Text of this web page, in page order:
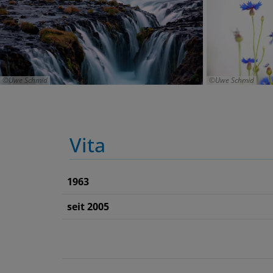
Uwe Schmid Uwe Schmid
Vita
1963
seit 2005